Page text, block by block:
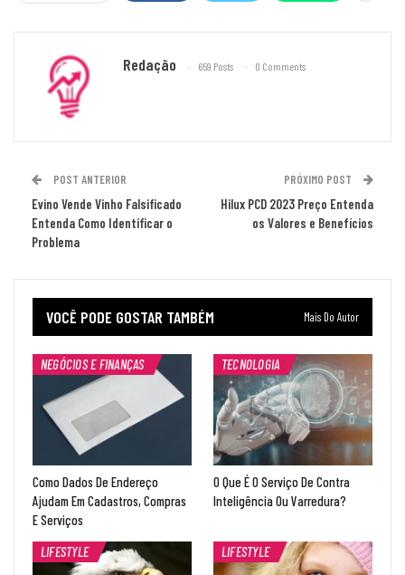
Redação 659 Posts 0 Comments
POST ANTERIOR
Evino Vende Vinho Falsificado
Entenda Como Identificar o
Problema
PRÓXIMO POST
Hilux PCD 2023 Preço Entenda
os Valores e Benefícios
VOCÊ PODE GOSTAR TAMBÉM Mais Do Autor
NEGÓCIOS E FINANÇAS
Como Dados De Endereço
Ajudam Em Cadastros, Compras
E Serviços
TECNOLOGIA
O Que É O Serviço De Contra
Inteligência Ou Varredura?
LIFESTYLE LIFESTYLE